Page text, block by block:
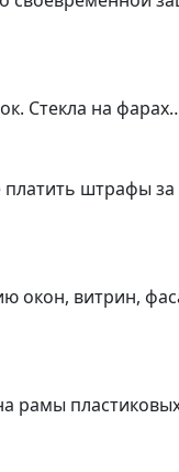
Стекла на
штрафы за
витрин,
рамы